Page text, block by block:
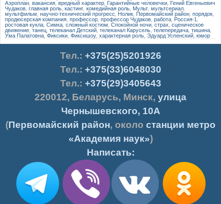
Аэроплан вакансия,вредный характер, Гарантийные человечки Гений Евгеньевич
Чудаков главная роль, кастинг комедийная роль Мульт мультсериал
мультфильм научно-технический прогресс Нолик Первомайский район порядок
продюсерская компания профессор профессор Чудаков работа Россия-1
ростовая кукла Симка сложный костюм Спокойной ночи ,страх ,сценическое
движение танец телеканал Детский телеканал Карусель, телепередача тишина
Ума Палатовна ,Фиксики Фиксишоу, характерная роль Эдуард Успенский юмор
Тел.: +375(25)5201926
Тел.: +375(33)6048030
Тел.: +375(29)3405643
220012, Беларусь, Минск, улица
Чернышевского, 10А
(Первомайский район, около станции метро
«Академия наук»)
Написать: